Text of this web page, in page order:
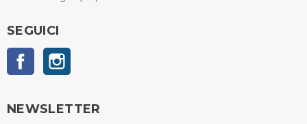
SEGUICI
Facebook
NEWSLETTER